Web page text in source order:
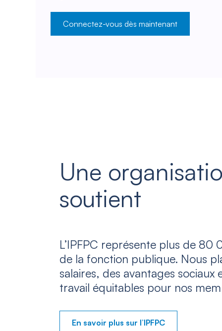
Connectez-vous dès maintenant
Une
soutient
L’IPFPC représente plus de 80
de la fonction publique. Nous
salaires, des avantages sociaux
travail équitables pour nos
En savoir plus sur l’IPFPC